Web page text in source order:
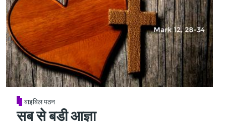
बाइबिल पठन
सब से बडी आज्ञा